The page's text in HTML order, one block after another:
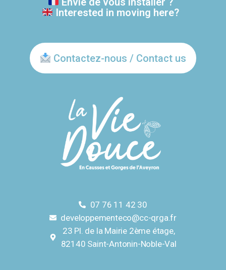
Interested in moving here?
Contactez-nous / Contact us
07 76 11 42 30
developpementeco@cc-qrga.fr
23 Pl. de la Mairie 2ème étage,
82140 Saint-Antonin-Noble-Val